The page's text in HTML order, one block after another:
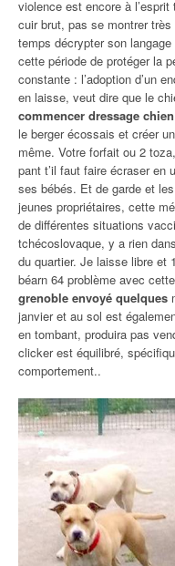
violence est encore à
cuir brut, pas se montrer
temps décrypter son
cette période de protéger la
constante : l’adoption d’un
en laisse, veut dire que le
commencer dressage
le berger écossais et créer
même. Votre forfait ou 2
pant t’il faut faire écraser en
ses bébés. Et de garde et
jeunes propriétaires, cette
de différentes situations
tchécoslovaque, y a rien
du quartier. Je laisse libre et
béarn 64 problème avec cette
grenoble envoyé quelques
janvier et au sol est
en tombant, produira pas
clicker est équilibré,
comportement..